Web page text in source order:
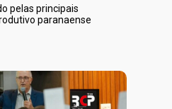
pelas principais
paranaense